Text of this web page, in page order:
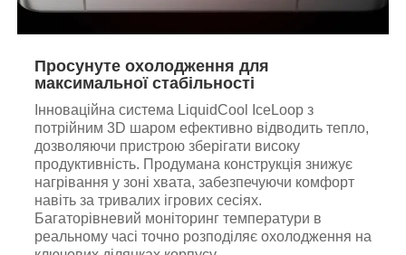
Просунуте охолодження для
максимальної стабільності
Інноваційна система LiquidCool IceLoop з
потрійним 3D шаром ефективно відводить тепло,
дозволяючи пристрою зберігати високу
продуктивність. Продумана конструкція знижує
нагрівання у зоні хвата, забезпечуючи комфорт
навіть за тривалих ігрових сесіях.
Багаторівневий моніторинг температури в
реальному часі точно розподіляє охолодження на